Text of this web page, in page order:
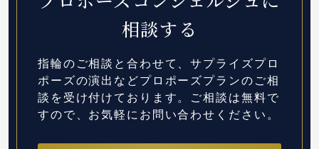
相談する
指輪のご相談と合わせて、サプライズプロ
ポーズの演出などプロポーズプランのご相
談を受け付けております。 ご相談は無料で
すので、お気軽にお問い合わせください。